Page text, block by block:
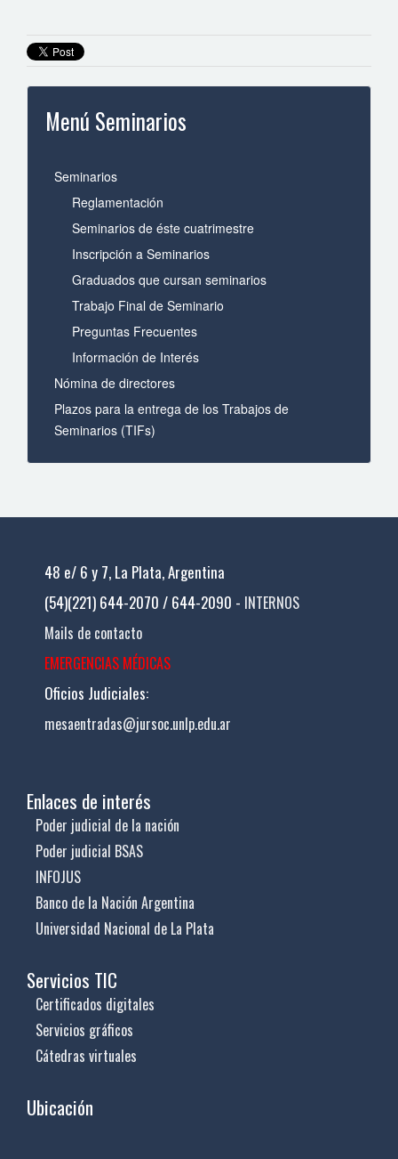
Menú Seminarios
Seminarios
Reglamentación
Seminarios de éste cuatrimestre
Inscripción a Seminarios
Graduados que cursan seminarios
Trabajo Final de Seminario
Preguntas Frecuentes
Información de Interés
Nómina de directores
Plazos para la entrega de los Trabajos de
Seminarios (TIFs)
48 e/ 6 y 7, La Plata, Argentina
(54)(221) 644-2070 / 644-2090 - INTERNOS
Mails de contacto
EMERGENCIAS MÉDICAS
Oficios Judiciales:
mesaentradas@jursoc.unlp.edu.ar
Enlaces de interés
Poder judicial de la nación
Poder judicial BSAS
INFOJUS
Banco de la Nación Argentina
Universidad Nacional de La Plata
Servicios TIC
Certificados digitales
Servicios gráficos
Cátedras virtuales
Ubicación